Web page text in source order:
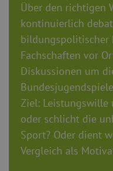
Über den richtigen
kontinuierlich
bildungspolitischer
Fachschaften vor
Diskussionen um
Ziel: Leistungswille
oder schlicht die
Sport? Oder dient
Vergleich als